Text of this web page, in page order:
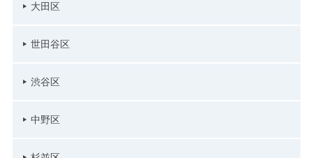
大田区
世田谷区
渋谷区
中野区